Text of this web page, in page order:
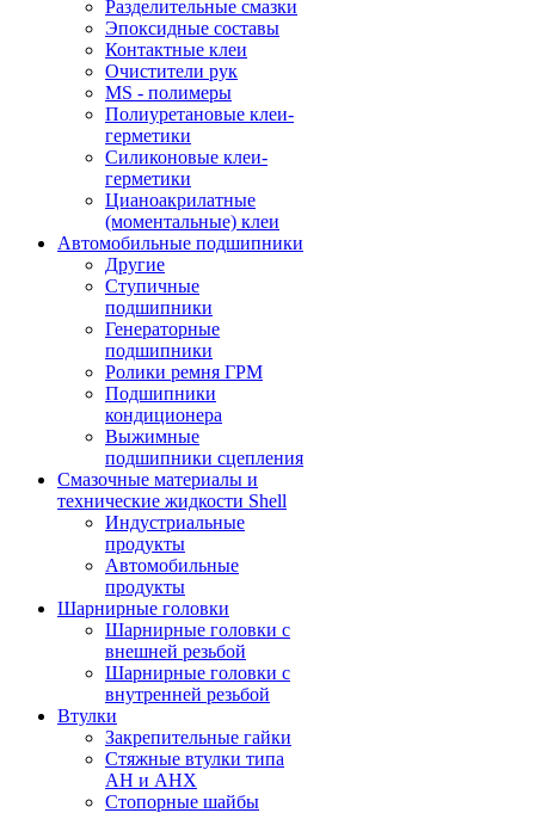
Разделительные смазки
Эпоксидные составы
Контактные клеи
Очистители рук
MS - полимеры
Полиуретановые клеи-
герметики
Силиконовые клеи-
герметики
Цианоакрилатные
(моментальные) клеи
Автомобильные подшипники
Другие
Ступичные
подшипники
Генераторные
подшипники
Ролики ремня ГРМ
Подшипники
кондиционера
Выжимные
подшипники сцепления
Смазочные материалы и
технические жидкости Shell
Индустриальные
продукты
Автомобильные
продукты
Шарнирные головки
Шарнирные головки с
внешней резьбой
Шарнирные головки с
внутренней резьбой
Втулки
Закрепительные гайки
Стяжные втулки типа
AH и AHX
Стопорные шайбы